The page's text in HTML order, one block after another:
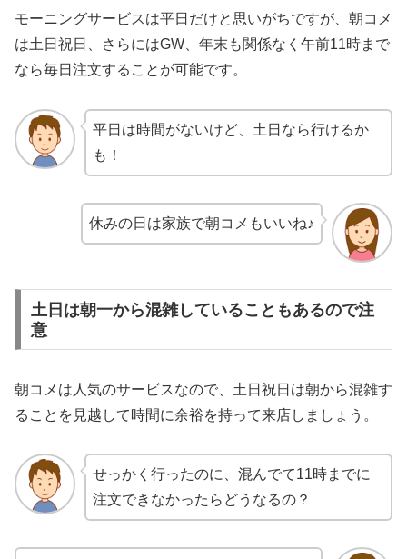
モーニングサービスは平日だけと思いがちですが、朝コメ
は土日祝日、さらにはGW、年末も関係なく午前11時まで
なら毎日注文することが可能です。
平日は時間がないけど、土日なら行けるか
も！
休みの日は家族で朝コメもいいね♪
土日は朝一から混雑していることもあるので注
意
朝コメは人気のサービスなので、土日祝日は朝から混雑す
ることを見越して時間に余裕を持って来店しましょう。
せっかく行ったのに、混んでて11時までに
注文できなかったらどうなるの？